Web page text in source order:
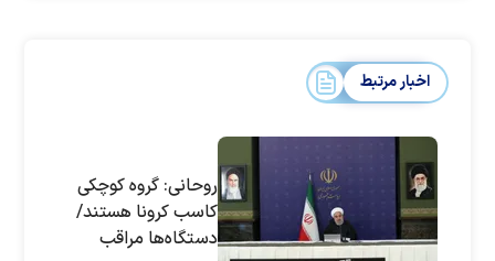
اخبار مرتبط
روحانی: گروه کوچکی
کاسب کرونا هستند/
دستگاه‌ها مراقب